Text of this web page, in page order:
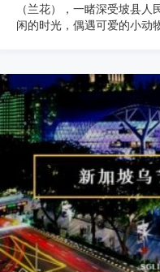
（兰花），一睹深受坡县
闲的时光，偶遇可爱的小动